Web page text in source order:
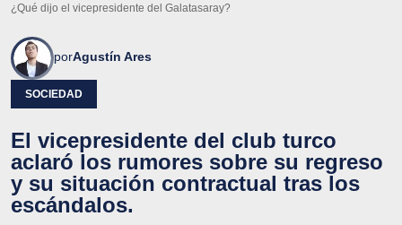
¿Qué dijo el vicepresidente del Galatasaray?
porAgustín Ares
SOCIEDAD
El vicepresidente del club turco
aclaró los rumores sobre su regreso
y su situación contractual tras los
escándalos.